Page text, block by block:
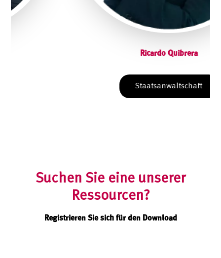
Staatsanwaltschaft
Suchen Sie eine unserer
Ressourcen?
Registrieren Sie sich für den Download